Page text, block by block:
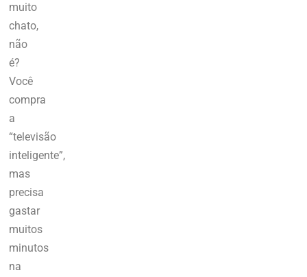
muito
chato,
não
é?
Você
compra
a
“televisão
inteligente”,
mas
precisa
gastar
muitos
minutos
na